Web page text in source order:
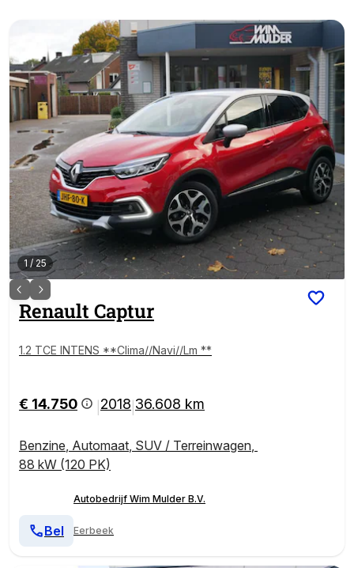
1 /25
Renault Captur
1.2 TCE INTENS **Clima//Navi//Lm **
€ 14.750 2018 36.608 km
Benzine, Automaat, SUV / Terreinwagen,
88 kW (120 PK)
Autobedrijf Wim Mulder B.V.
Eerbeek
Bel